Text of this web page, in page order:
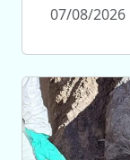
07/08/2026